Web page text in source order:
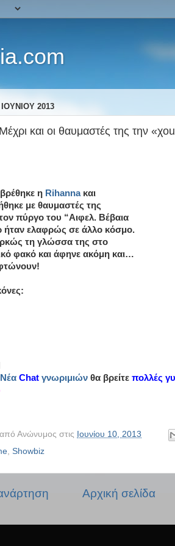
2013
και οι θαυμαστές της την
η Rihannaκαι
με θαυμαστές της
πύργο του “Αιφελ. Βέβαια
ήταν ελαφρώς σε άλλο κόσμο.
τη γλώσσα της στο
φακό και άφηνε ακόμη και…
Νέα Chat γνωριμιών θα βρείτε πολλές
Ανώνυμος στις Ιουνίου 10, 2013
Showbiz
Αρχική σελίδα